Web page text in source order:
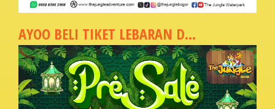
AYOO BELI TIKET LEBARAN D...